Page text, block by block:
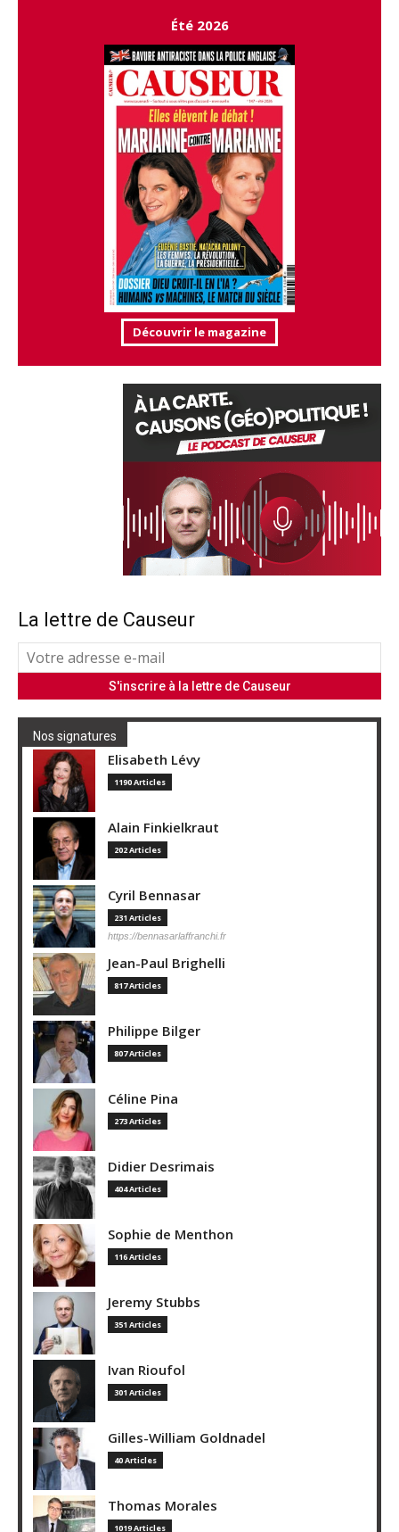
Été 2026
Découvrir le magazine
La lettre de Causeur
Nos signatures
Elisabeth Lévy
1190 Articles
Alain Finkielkraut
202 Articles
Cyril Bennasar
231 Articles
https://bennasarlaffranchi.fr
Jean-Paul Brighelli
817 Articles
Philippe Bilger
807 Articles
Céline Pina
273 Articles
Didier Desrimais
404 Articles
Sophie de Menthon
116 Articles
Jeremy Stubbs
351 Articles
Ivan Rioufol
301 Articles
Gilles-William Goldnadel
40 Articles
Thomas Morales
1019 Articles